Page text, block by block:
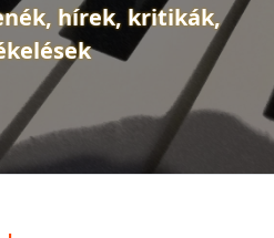
hírek, kritikák,